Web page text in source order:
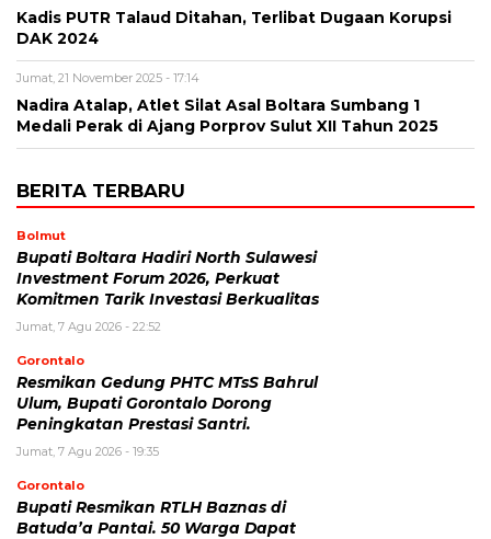
Kadis PUTR Talaud Ditahan, Terlibat Dugaan Korupsi
DAK 2024
Jumat, 21 November 2025 - 17:14
Nadira Atalap, Atlet Silat Asal Boltara Sumbang 1
Medali Perak di Ajang Porprov Sulut XII Tahun 2025
BERITA TERBARU
Bolmut
Bupati Boltara Hadiri North Sulawesi
Investment Forum 2026, Perkuat
Komitmen Tarik Investasi Berkualitas
Jumat, 7 Agu 2026 - 22:52
Gorontalo
Resmikan Gedung PHTC MTsS Bahrul
Ulum, Bupati Gorontalo Dorong
Peningkatan Prestasi Santri.
Jumat, 7 Agu 2026 - 19:35
Gorontalo
Bupati Resmikan RTLH Baznas di
Batuda’a Pantai. 50 Warga Dapat